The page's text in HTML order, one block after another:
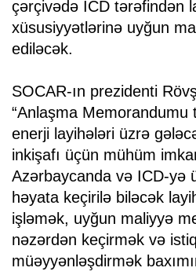
çərçivədə ICD tərəfindən
xüsusiyyətlərinə uyğun
ediləcək.
SOCAR-ın prezidenti
“Anlaşma Memorandumu
enerji layihələri üzrə
inkişafı üçün mühüm
Azərbaycanda və ICD-yə
həyata keçirilə biləcək
işləmək, uyğun maliyyə
nəzərdən keçirmək və
müəyyənləşdirmək